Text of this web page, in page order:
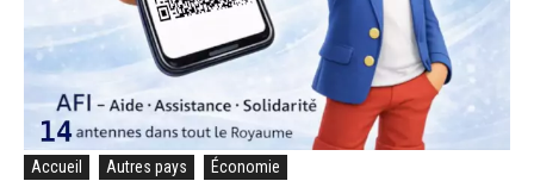
Accueil Autres pays Économie